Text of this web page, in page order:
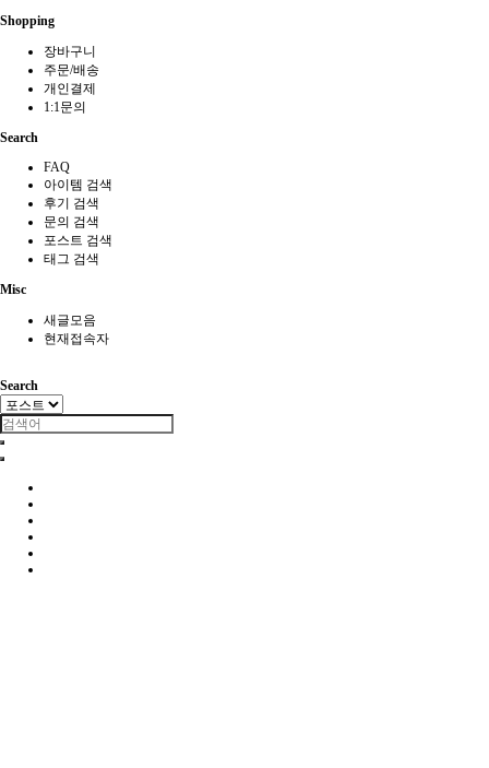
Shopping
장바구니
주문/배송
개인결제
1:1문의
Search
FAQ
아이템 검색
후기 검색
문의 검색
포스트 검색
태그 검색
Misc
새글모음
현재접속자
Search